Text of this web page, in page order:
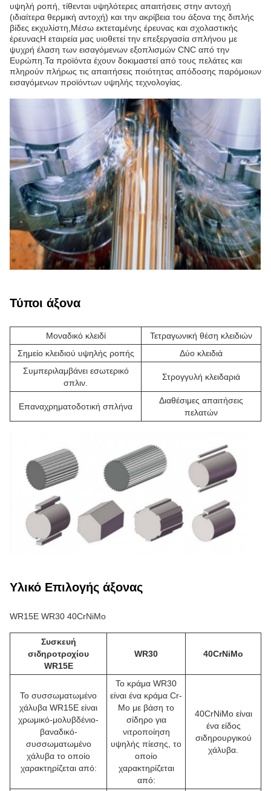
υψηλή ροπή, τίθενται υψηλότερες απαιτήσεις στην αντοχή
(ιδιαίτερα θερμική αντοχή) και την ακρίβεια του άξονα της διπλής
βίδες εκχυλίστη,Μέσω εκτεταμένης έρευνας και σχολαστικής
έρευναςΗ εταιρεία μας υιοθετεί την επεξεργασία σπλήνου με
ψυχρή έλαση των εισαγόμενων εξοπλισμών CNC από την
Ευρώπη.Τα προϊόντα έχουν δοκιμαστεί από τους πελάτες και
πληρούν πλήρως τις απαιτήσεις ποιότητας απόδοσης παρόμοιων
εισαγόμενων προϊόντων υψηλής τεχνολογίας.
Τύποι άξονα
Μοναδικό κλειδί
Τετραγωνική θέση κλειδιών
Σημείο κλειδιού υψηλής ροπής
Δύο κλειδιά
Συμπεριλαμβάνει εσωτερικό
σπλιν.
Στρογγυλή κλειδαριά
Επαναχρηματοδοτική σπλήνα
Διαθέσιμες απαιτήσεις
πελατών
Υλικό Επιλογής άξονας
WR15E WR30 40CrNiMo
Συσκευή
σιδηροτροχίου
WR15E
WR30 40CrNiMo
Το συσσωματωμένο
χάλυβα WR15E είναι
χρωμικό-μολυβδένιο-
βαναδικό-
συσσωματωμένο
χάλυβα το οποίο
χαρακτηρίζεται από:
Το κράμα WR30
είναι ένα κράμα Cr-
Mo με βάση το
σίδηρο για
νιτροποίηση
υψηλής πίεσης, το
οποίο
χαρακτηρίζεται
από:
40CrNiMo είναι
ένα είδος
σιδηρουργικού
χάλυβα.